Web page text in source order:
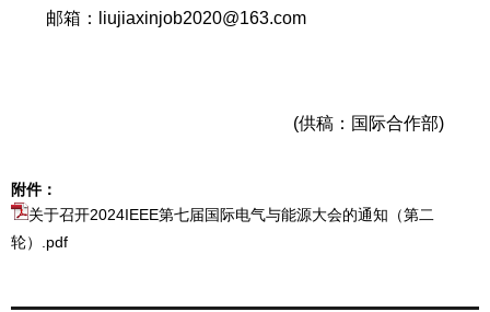
邮箱：liujiaxinjob2020@163.com
(供稿：国际合作部)
附件：
关于召开2024IEEE第七届国际电气与能源大会的通知（第二
轮）.pdf